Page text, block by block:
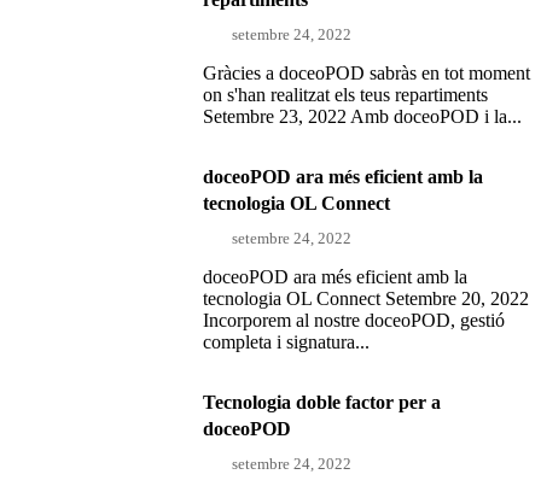
setembre 24, 2022
Gràcies a doceoPOD sabràs en tot moment
on s'han realitzat els teus repartiments
Setembre 23, 2022 Amb doceoPOD i la...
doceoPOD ara més eficient amb la
tecnologia OL Connect
setembre 24, 2022
doceoPOD ara més eficient amb la
tecnologia OL Connect Setembre 20, 2022
Incorporem al nostre doceoPOD, gestió
completa i signatura...
Tecnologia doble factor per a
doceoPOD
setembre 24, 2022